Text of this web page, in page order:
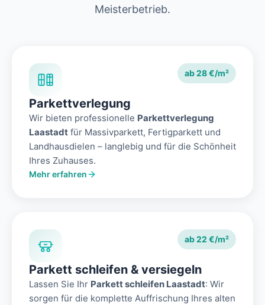
Meisterbetrieb.
ab 28 €/m²
Parkettverlegung
Wir bieten professionelle Parkettverlegung
Laastadt für Massivparkett, Fertigparkett und
Landhausdielen – langlebig und für die Schönheit
Ihres Zuhauses.
Mehr erfahren
ab 22 €/m²
Parkett schleifen & versiegeln
Lassen Sie Ihr Parkett schleifen Laastadt: Wir
sorgen für die komplette Auffrischung Ihres alten